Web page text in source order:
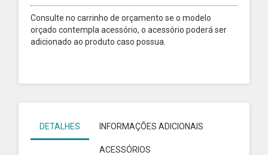
Consulte no carrinho de orçamento se o modelo
orçado contempla acessório, o acessório poderá ser
adicionado ao produto caso possua.
DETALHES INFORMAÇÕES ADICIONAIS
ACESSÓRIOS